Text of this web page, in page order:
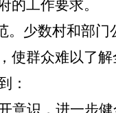
的工作要求。
。少数村和部
使群众难以了
：
意识，进一步